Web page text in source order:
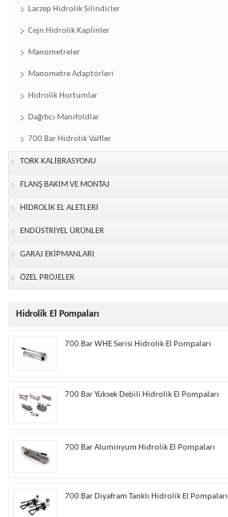
Larzep Hidrolik Silindirler
Cejn Hidrolik Kaplinler
Manometreler
Manometre Adaptörleri
Hidrolik Hortumlar
Dağıtıcı Manifoldlar
700 Bar Hidrolik Valfler
TORK KALİBRASYONU
FLANŞ BAKIM VE MONTAJ
HİDROLİK EL ALETLERİ
ENDÜSTRİYEL ÜRÜNLER
GARAJ EKİPMANLARI
ÖZEL PROJELER
Hidrolik El Pompaları
700 Bar WHE Serisi Hidrolik El Pompaları
700 Bar Yüksek Debili Hidrolik El Pompaları
700 Bar Aluminyum Hidrolik El Pompaları
700 Bar Diyafram Tanklı Hidrolik El Pompaları